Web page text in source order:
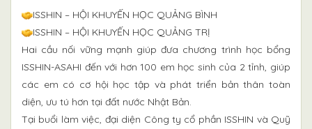
ISSHIN – HỘI KHUYẾN HỌC QUẢNG BÌNH
ISSHIN – HỘI KHUYẾN HỌC QUẢNG TRỊ
Hai cầu nối vững mạnh giúp đưa chương trình học bổng
ISSHIN-ASAHI đến với hơn 100 em học sinh của 2 tỉnh, giúp
các em có cơ hội học tập và phát triển bản thân toàn
diện, ưu tú hơn tại đất nước Nhật Bản.
Tại buổi làm việc, đại diện Công ty cổ phần ISSHIN và Quỹ